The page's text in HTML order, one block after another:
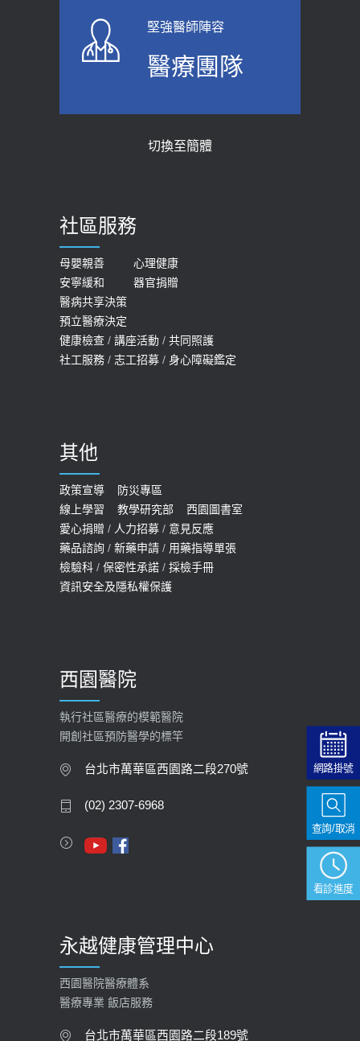
上班常待在冷氣房？小心泌尿道感染
醫示警：1病症嚴重恐喪命
2026-05-21
女性必看國健署公費懶人包！這幾項檢
查完全免費 沒做虧大了
2026-05-14
骨科魏志定主任接受專訪 【年代電視
質密度檢查！醫：注意5重點可逆轉
膝蓋退化有9大部位 骨科醫坦言：不
一定得換人工關節
2019-10-08
20歲迪士尼男星因癲癇猝逝 老人小
孩最好發、醫師點出8大前兆
2019-07-09
預約
2022-01-07
114年【公費流感及新冠疫苗】門診
預約
2025-09-30
【快速肝癌篩檢MRI】新檢查服務
2026-02-06
大吃大喝、肥胖害到膽囊！膽結石、
膽息肉如何處理？
2023-09-27
堅強醫師陣容
醫療團隊
切換至簡體
社區服務
母嬰親善
心理健康
安寧緩和
器官捐贈
醫病共享決策
預立醫療決定
健康檢查 / 講座活動 / 共同照護
社工服務 / 志工招募 / 身心障礙鑑定
其他
政策宣導
防災專區
線上學習
教學研究部
西園圖書室
愛心捐贈 / 人力招募 / 意見反應
藥品諮詢 / 新藥申請 / 用藥指導單張
檢驗科 / 保密性承諾 / 採檢手冊
資訊安全及隱私權保護
西園醫院
執行社區醫療的模範醫院
開創社區預防醫學的標竿
台北市萬華區西園路二段270號
(02) 2307-6968
永越健康管理中心
西園醫院醫療體系
醫療專業 飯店服務
台北市萬華區西園路二段189號
網路掛號
看診進度
查詢/取消